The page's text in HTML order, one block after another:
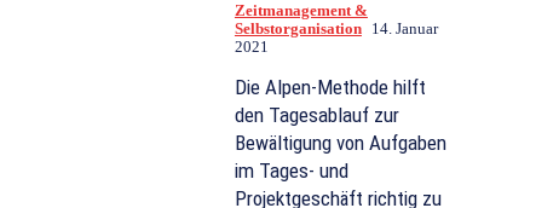
Zeitmanagement &
Selbstorganisation
14. Januar
2021
Die Alpen-Methode hilft
den Tagesablauf zur
Bewältigung von Aufgaben
im Tages- und
Projektgeschäft richtig zu